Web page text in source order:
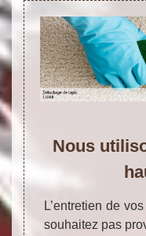
Nous
L’entretien de
souhaitez pas